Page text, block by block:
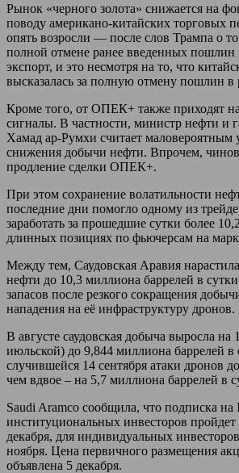
Рынок «черного золота» снижается на
поводу американо-китайских торговых
опять возросли — после слов Трампа о
полной отмене ранее введенных пошлин
экспорт, и это несмотря на то, что
высказалась за полную отмену пошлин в
Кроме того, от ОПЕК+ также приходят
сигналы. В частности, министр нефти и
Хамад ар-Румхи считает маловероятным
снижения добычи нефти. Впрочем,
продление сделки ОПЕК+.
При этом сохранение волатильности
последние дни помогло одному из
заработать за прошедшие сутки более
длинных позициях по фьючерсам на
Между тем, Саудовская Аравия
нефти до 10,3 миллиона баррелей в
запасов после резкого сокращения
нападения на её инфраструктуру дронов.
В августе саудовская добыча выросла на
июльской) до 9,844 миллиона баррелей в
случившейся 14 сентября атаки дронов
чем вдвое – на 5,7 миллиона баррелей в
Saudi Aramco сообщила, что подписка на
институциональных инвесторов пройдет
декабря, для индивидуальных
ноября. Цена первичного размещения
объявлена 5 декабря.